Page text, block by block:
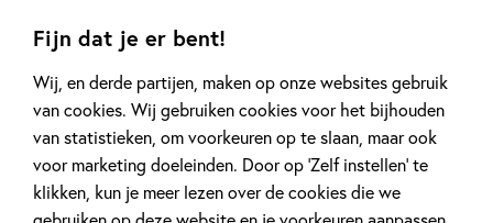
Fijn dat je er bent!
Wij, en derde partijen, maken op onze websites gebruik
van cookies. Wij gebruiken cookies voor het bijhouden
van statistieken, om voorkeuren op te slaan, maar ook
voor marketing doeleinden. Door op ‘Zelf instellen’ te
klikken, kun je meer lezen over de cookies die we
Bekijk alle artikelen